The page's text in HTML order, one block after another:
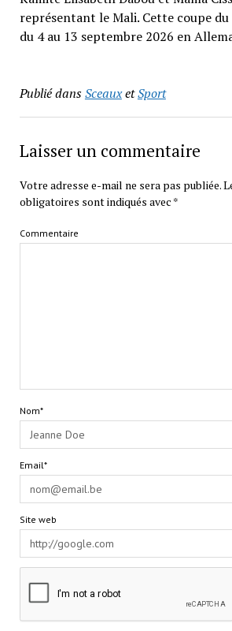
représentant le Mali. Cette coupe
du 4 au 13 septembre 2026 en
Publié dansSceauxetSport
Laisser un commentaire
Votre adresse e-mail ne sera pas publiée.
obligatoires sont indiqués avec *
Commentaire
Nom*
Email*
Site web